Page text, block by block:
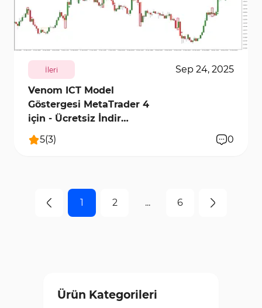
433 7425
İleri
Sep 24, 2025
Venom ICT Model
Göstergesi MetaTrader 4
için - Ücretsiz İndir
[TradingFinder]
5(3) 0
1 2 ... 6
Ürün Kategorileri